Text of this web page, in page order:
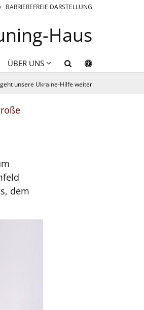
BARRIEREFREIE DARSTELLUNG
Haus
ÜBER UNS
unsere Ukraine-Hilfe weiter
dem